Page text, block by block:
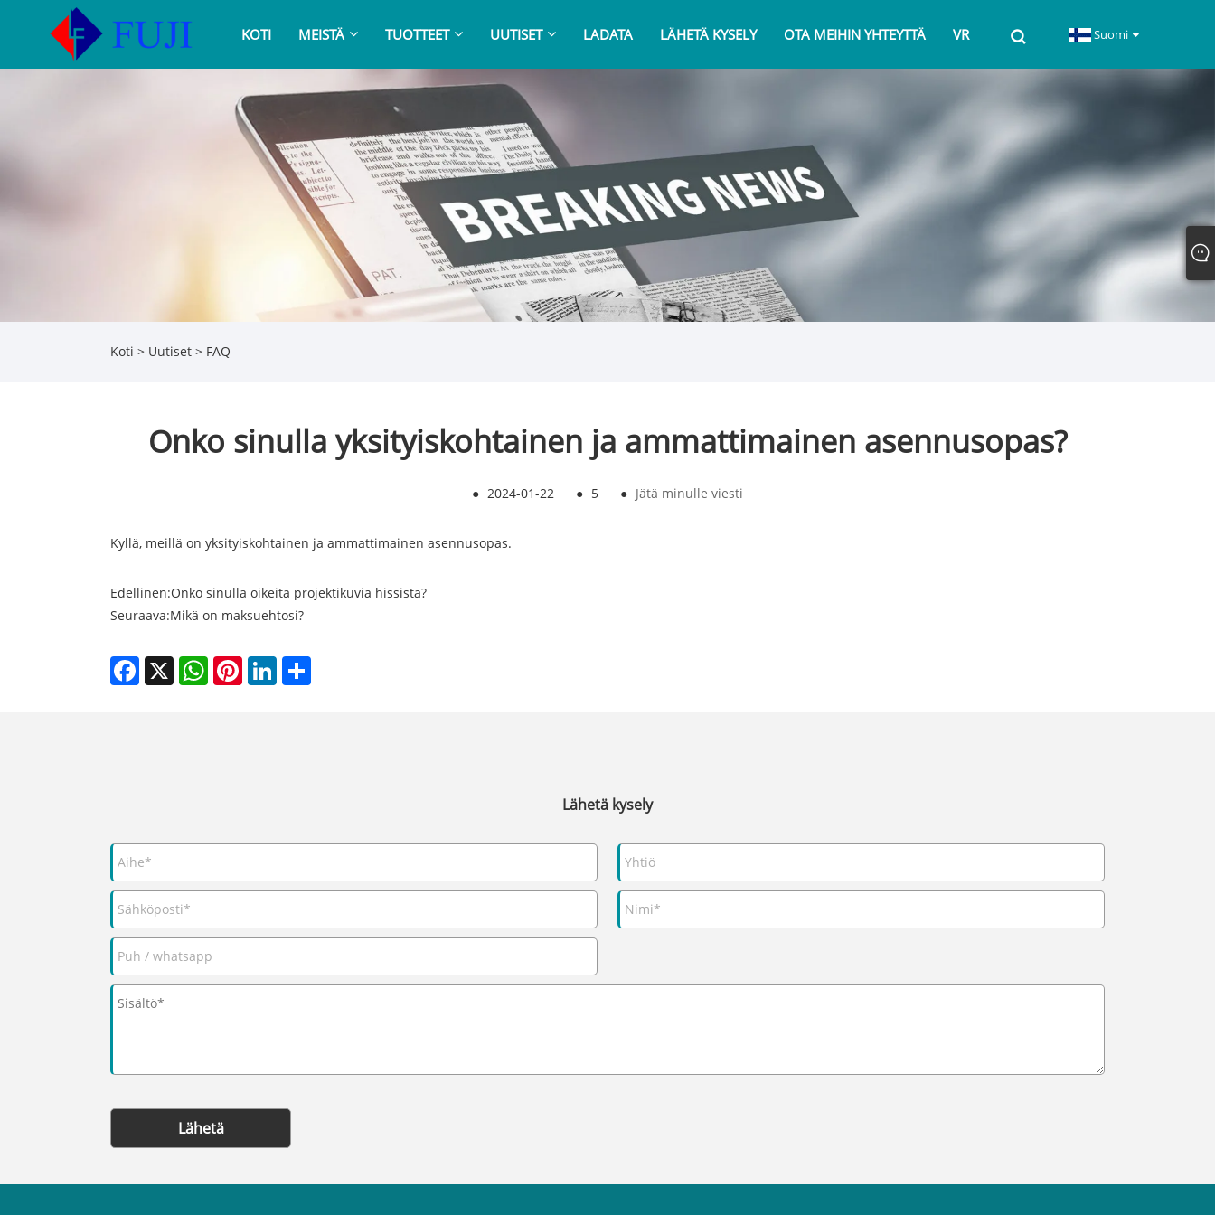
KOTI MEISTÄ TUOTTEET UUTISET LADATA LÄHETÄ KYSELY OTA MEIHIN YHTEYTTÄ VR Suomi
Koti > Uutiset > FAQ
Onko sinulla yksityiskohtainen ja ammattimainen asennusopas?
● 2024-01-22 ● 5 ● Jätä minulle viesti
Kyllä, meillä on yksityiskohtainen ja ammattimainen asennusopas.
Edellinen:Onko sinulla oikeita projektikuvia hissistä?
Seuraava:Mikä on maksuehtosi?
Facebook
X WhatsAppPinterestLinkedIn
Lähetä kysely
Lähetä